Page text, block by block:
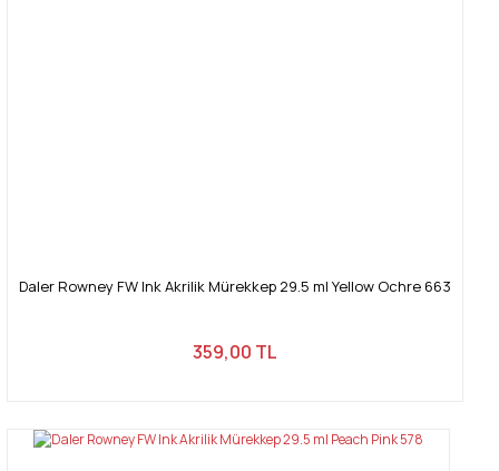
Daler Rowney FW Ink Akrilik Mürekkep 29.5 ml Yellow Ochre 663
359,00 TL